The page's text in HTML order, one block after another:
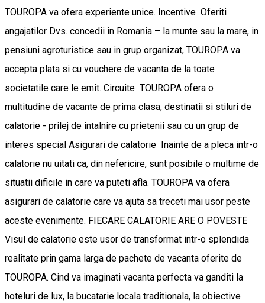
TOUROPA va ofera experiente unice. Incentive Oferiti
angajatilor Dvs. concedii in Romania – la munte sau la mare, in
pensiuni agroturistice sau in grup organizat, TOUROPA va
accepta plata si cu vouchere de vacanta de la toate
societatile care le emit. Circuite TOUROPA ofera o
multitudine de vacante de prima clasa, destinatii si stiluri de
calatorie - prilej de intalnire cu prietenii sau cu un grup de
interes special Asigurari de calatorie Inainte de a pleca intr-o
calatorie nu uitati ca, din nefericire, sunt posibile o multime de
situatii dificile in care va puteti afla. TOUROPA va ofera
asigurari de calatorie care va ajuta sa treceti mai usor peste
aceste evenimente. FIECARE CALATORIE ARE O POVESTE
Visul de calatorie este usor de transformat intr-o splendida
realitate prin gama larga de pachete de vacanta oferite de
TOUROPA. Cind va imaginati vacanta perfecta va ganditi la
hoteluri de lux, la bucatarie locala traditionala, la obiective